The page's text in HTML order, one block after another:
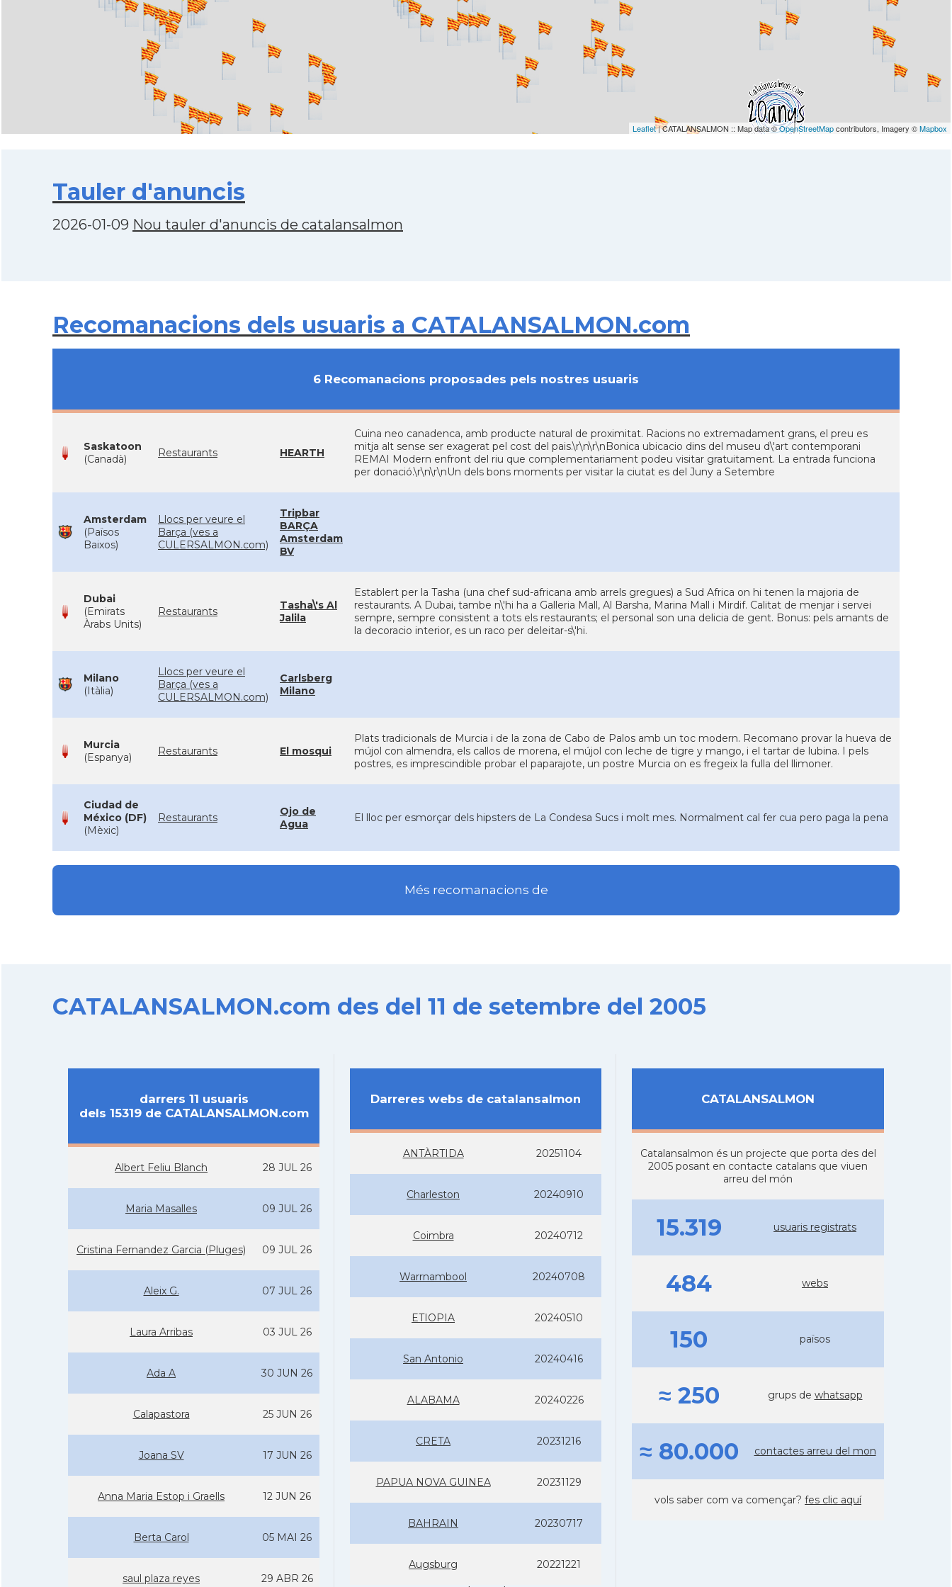
Leaflet| CATALANSALMON :: Map data ©OpenStreetMapcontributors, Imagery ©Mapbox
Tauler d'anuncis
2026-01-09 Nou tauler d'anuncis de catalansalmon
Recomanacions dels usuaris a CATALANSALMON.com
6 Recomanacions proposades pels nostres usuaris
Saskatoon
(Canadà)
Restaurants HEARTH
Cuina neo canadenca, amb producte natural de proximitat. Racions no extremadament grans, el preu es
mitja alt sense ser exagerat pel cost del pais.\r\n\r\nBonica ubicacio dins del museu d\'art contemporani
REMAI Modern enfront del riu que complementariament podeu visitar gratuitament. La entrada funciona
per donació.\r\n\r\nUn dels bons moments per visitar la ciutat es del Juny a Setembre
Amsterdam
(Països
Baixos)
Llocs per veure el
Barça (ves a
CULERSALMON.com)
Tripbar
BARÇA
Amsterdam
BV
Dubai
(Emirats
Àrabs Units)
Restaurants
Tasha\'s Al
Jalila
Establert per la Tasha (una chef sud-africana amb arrels gregues) a Sud Africa on hi tenen la majoria de
restaurants. A Dubai, tambe n\'hi ha a Galleria Mall, Al Barsha, Marina Mall i Mirdif. Calitat de menjar i servei
sempre, sempre consistent a tots els restaurants; el personal son una delicia de gent. Bonus: pels amants de
la decoracio interior, es un raco per deleitar-s\'hi.
Milano
(Itàlia)
Llocs per veure el
Barça (ves a
CULERSALMON.com)
Carlsberg
Milano
Murcia
(Espanya)
Restaurants El mosqui
Plats tradicionals de Murcia i de la zona de Cabo de Palos amb un toc modern. Recomano provar la hueva de
mújol con almendra, els callos de morena, el mújol con leche de tigre y mango, i el tartar de lubina. I pels
postres, es imprescindible probar el paparajote, un postre Murcia on es fregeix la fulla del llimoner.
Ciudad de
México (DF)
(Mèxic)
Restaurants
Ojo de
Agua
El lloc per esmorçar dels hipsters de La Condesa Sucs i molt mes. Normalment cal fer cua pero paga la pena
Més recomanacions de
CATALANSALMON.com des del 11 de setembre del 2005
darrers 11 usuaris
dels 15319 de CATALANSALMON.com
Albert Feliu Blanch 28 JUL 26
Maria Masalles 09 JUL 26
Cristina Fernandez Garcia (Pluges) 09 JUL 26
Aleix G. 07 JUL 26
Laura Arribas 03 JUL 26
Ada A 30 JUN 26
Calapastora 25 JUN 26
Joana SV 17 JUN 26
Anna Maria Estop i Graells 12 JUN 26
Berta Carol 05 MAI 26
saul plaza reyes 29 ABR 26
Darreres webs de catalansalmon
ANTÀRTIDA 20251104
Charleston 20240910
Coimbra 20240712
Warrnambool 20240708
ETIOPIA 20240510
San Antonio 20240416
ALABAMA 20240226
CRETA 20231216
PAPUA NOVA GUINEA 20231129
BAHRAIN 20230717
Augsburg 20221221
CATALANSALMON
Catalansalmon és un projecte que porta des del
2005 posant en contacte catalans que viuen
arreu del món
15.319 usuaris registrats
484 webs
150 països
≈ 250 grups de whatsapp
≈ 80.000 contactes arreu del mon
vols saber com va començar? fes clic aquí